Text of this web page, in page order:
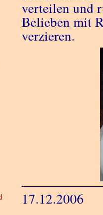
verteilen und
Belieben mit
verzieren.
17.12.2006